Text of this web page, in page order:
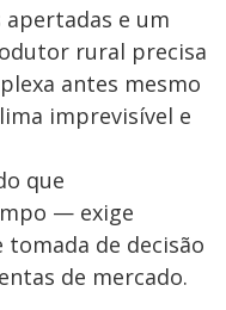
apertadas e um
rural precisa
antes mesmo
imprevisível e
que
— exige
de decisão
de mercado.